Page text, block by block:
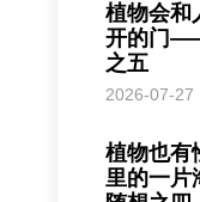
植物会和
开的门
之五
2026-07-27
植物也有
里的一